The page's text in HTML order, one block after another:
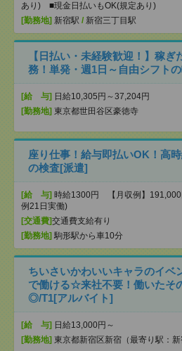
あり) ■現金日払いもOK(規定あり)
[勤務地] 新宿駅 / 新宿三丁目駅
【日払い・未経験歓迎！】稼
務！単発・週1日～自由シフト
[給 与] 日給10,305円～37,204円
[勤務地] 東京都世田谷区豪徳寺
座り仕事！給与即払いOK！高
の検査[派遣]
[給 与] 時給1300円 【月収例】191,000
例21日実働)
[交通費]交通費支給有り
[勤務地] 駒形駅から車10分
ちいさいかわいいキャラのイベ
で働ける☆来社不要！働いたそ
◎/T1[アルバイト]
[給 与] 日給13,000円～
[勤務地] 東京都新宿区新宿（最寄り駅：新